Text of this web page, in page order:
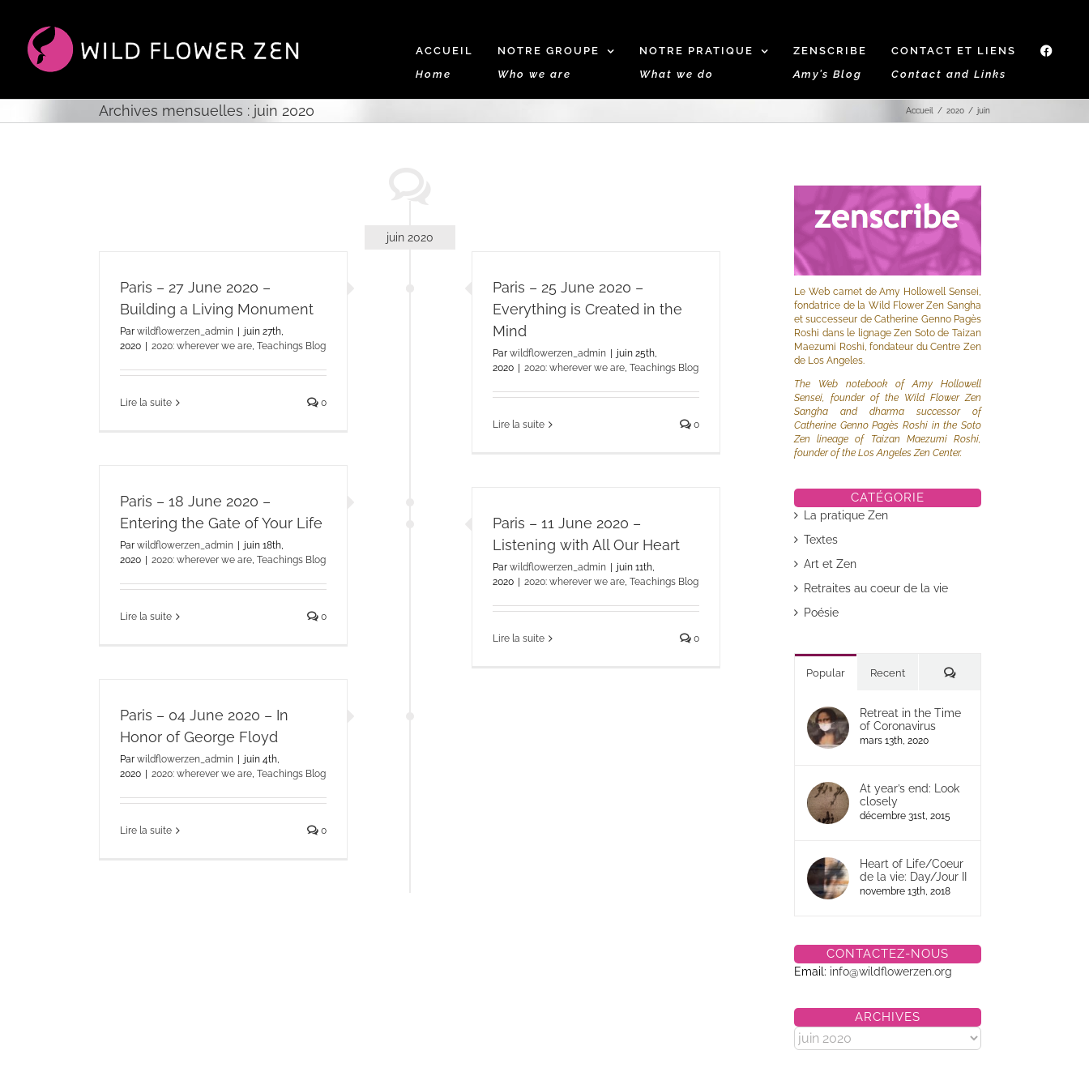
contenu
ACCUEIL
Home
NOTRE GROUPE
Who we are
NOTRE PRATIQUE
What we do
ZENSCRIBE
Amy’s Blog
CONTACT ET LIENS
Contact and Links
Archives mensuelles : juin 2020 Accueil 2020 juin
juin 2020
Paris – 27 June 2020 –
Building a Living Monument
Par wildflowerzen_admin | juin 27th,
2020 | 2020: wherever we are Teachings Blog
Lire la suite 0
Paris – 25 June 2020 –
Everything is Created in the
Mind
Parwildflowerzen_admin | juin 25th,
2020 | 2020: wherever we are ,Teachings Blog
Lire la suite 0
Paris – 18 June 2020 –
Entering the Gate of Your Life
Par wildflowerzen_admin | juin 18th,
2020 | 2020: wherever we are Teachings Blog
Lire la suite 0
Paris – 11 June 2020 –
Listening with All Our Heart
Parwildflowerzen_admin | juin 11th,
2020 | 2020: wherever we are ,Teachings Blog
Lire la suite 0
Paris – 04 June 2020 – In
Honor of George Floyd
Par wildflowerzen_admin | juin 4th,
2020 | 2020: wherever we are Teachings Blog
Lire la suite 0
Le Web carnet de Amy Hollowell Sensei,
fondatrice de la Wild Flower Zen Sangha
et successeur de Catherine Genno Pagès
Roshi dans le lignage Zen Soto de Taizan
Maezumi Roshi, fondateur du Centre Zen
de Los Angeles.
The Web notebook of Amy Hollowell
Sensei, founder of the Wild Flower Zen
Sangha and dharma successor of
Catherine Genno Pagès Roshi in the Soto
Zen lineage of Taizan Maezumi Roshi,
founder of the Los Angeles Zen Center.
CATÉGORIE
La pratique Zen
Textes
Art et Zen
Retraites au coeur de la vie
Poésie
Popular Recent Commentaires
Retreat in the Time
of Coronavirus
mars 13th, 2020
At year’s end: Look
closely
décembre 31st, 2015
Heart of Life/Coeur
de la vie: Day/Jour II
novembre 13th, 2018
CONTACTEZ-NOUS
Email: info@wildflowerzen.org
ARCHIVES
Archives